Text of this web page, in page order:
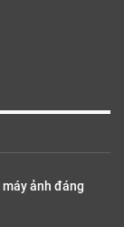
ảnh đáng